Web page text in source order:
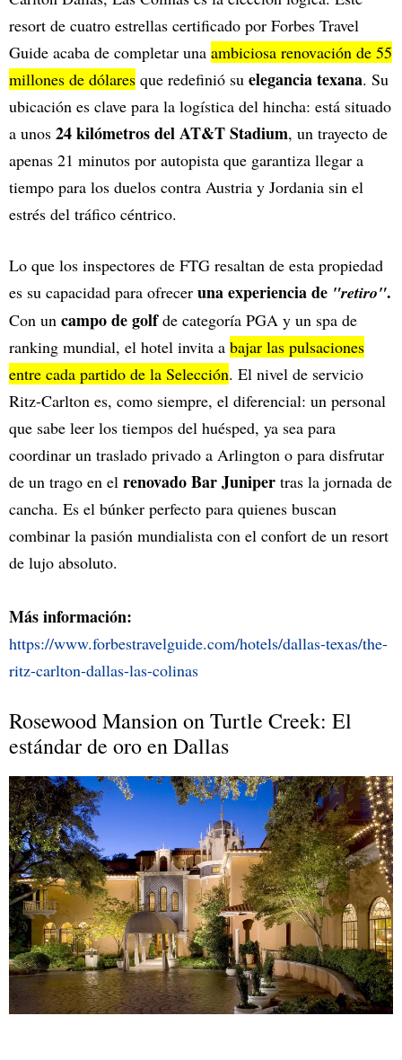
resort de cuatro estrellas certificado por Forbes Travel
Guide acaba de completar una ambiciosa renovación de 55
millones de dólares que redefinió su elegancia texana. Su
ubicación es clave para la logística del hincha: está situado
a unos 24 kilómetros del AT&T Stadium, un trayecto de
apenas 21 minutos por autopista que garantiza llegar a
tiempo para los duelos contra Austria y Jordania sin el
estrés del tráfico céntrico.
Lo que los inspectores de FTG resaltan de esta propiedad
es su capacidad para ofrecer una experiencia de "retiro".
Con un campo de golfde categoría PGA y un spa de
ranking mundial, el hotel invita a bajar las pulsaciones
entre cada partido de la Selección. El nivel de servicio
Ritz-Carlton es, como siempre, el diferencial: un personal
que sabe leer los tiempos del huésped, ya sea para
coordinar un traslado privado a Arlington o para disfrutar
de un trago en el renovado Bar Juniper tras la jornada de
cancha. Es el búnker perfecto para quienes buscan
combinar la pasión mundialista con el confort de un resort
de lujo absoluto.
Más información:
https://www.forbestravelguide.com/hotels/dallas-texas/the-
ritz-carlton-dallas-las-colinas
Rosewood Mansion on Turtle Creek: El
estándar de oro en Dallas